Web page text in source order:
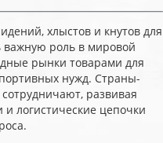
хлыстов и кнутов для
важную роль в мировой
рынки товарами для
нужд. Страны-
развивая
логистические цепочки